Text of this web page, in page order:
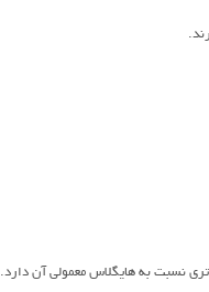
نسبت به هایگلاس معمولی آن دارد.